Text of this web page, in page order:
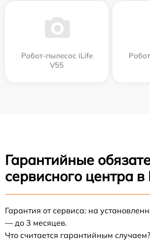
Робот-пылесос iLife
V55
Гарантийные
сервисного центра
Гарантия от сервиса: на
— до 3 месяцев.
Что считается гарантийным случаем?